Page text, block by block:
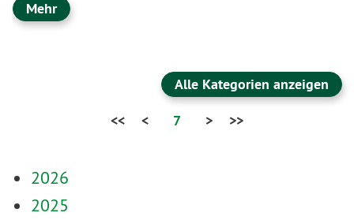
Mehr
Alle Kategorien anzeigen
<<
< 7 > >>
2026
2025